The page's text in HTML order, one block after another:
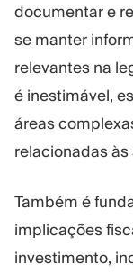
documentar e
se manter
relevantes na
é inestimável,
áreas
relacionadas
Também é
implicações
investimento,